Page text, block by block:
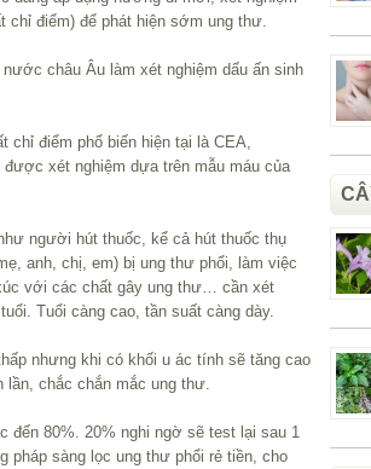
chỉ điểm) để phát hiện sớm ung thư.
châu Âu làm xét nghiệm dấu ấn sinh
chỉ điểm phổ biến hiện tại là CEA,
được xét nghiệm dựa trên mẫu máu của
người hút thuốc, kể cả hút thuốc thụ
anh, chị, em) bị ung thư phổi, làm việc
với các chất gây ung thư… cần xét
Tuổi càng cao, tần suất càng dày.
nhưng khi có khối u ác tính sẽ tăng cao
chắc chắn mắc ung thư.
đến 80%. 20% nghi ngờ sẽ test lại sau 1
pháp sàng lọc ung thư phổi rẻ tiền, cho